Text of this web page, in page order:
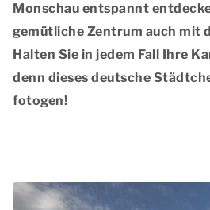
Monschau entspannt
gemütliche Zentrum auch mit
Halten Sie in jedem Fall Ihre
denn dieses deutsche
fotogen!